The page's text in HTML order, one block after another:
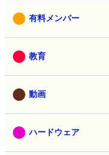
有料メンバー
教育
動画
ハードウェア